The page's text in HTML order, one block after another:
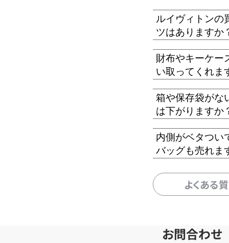
ルイヴィトンの
ツはありますか
財布やキーケー
い取ってくれま
箱や保存袋がな
は下がりますか
内側がベタつい
バッグも売れま
よくある
お問合わせ